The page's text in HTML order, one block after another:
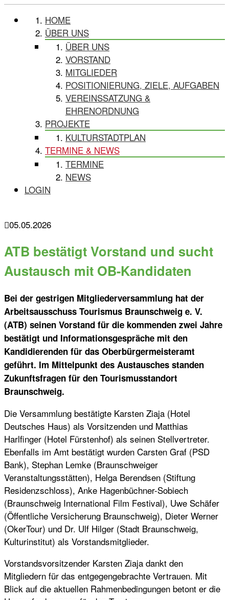
HOME
ÜBER UNS
ÜBER UNS
VORSTAND
MITGLIEDER
POSITIONIERUNG, ZIELE, AUFGABEN
VEREINSSATZUNG &
EHRENORDNUNG
PROJEKTE
KULTURSTADTPLAN
TERMINE & NEWS
TERMINE
NEWS
LOGIN
05.05.2026
ATB bestätigt Vorstand und sucht
Austausch mit OB-Kandidaten
Bei der gestrigen Mitgliederversammlung hat der
Arbeitsausschuss Tourismus Braunschweig e. V.
(ATB) seinen Vorstand für die kommenden zwei Jahre
bestätigt und Informationsgespräche mit den
Kandidierenden für das Oberbürgermeisteramt
geführt. Im Mittelpunkt des Austausches standen
Zukunftsfragen für den Tourismusstandort
Braunschweig.
Die Versammlung bestätigte Karsten Ziaja (Hotel
Deutsches Haus) als Vorsitzenden und Matthias
Harlfinger (Hotel Fürstenhof) als seinen Stellvertreter.
Ebenfalls im Amt bestätigt wurden Carsten Graf (PSD
Bank), Stephan Lemke (Braunschweiger
Veranstaltungsstätten), Helga Berendsen (Stiftung
Residenzschloss), Anke Hagenbüchner-Sobiech
(Braunschweig International Film Festival), Uwe Schäfer
(Öffentliche Versicherung Braunschweig), Dieter Werner
(OkerTour) und Dr. Ulf Hilger (Stadt Braunschweig,
Kulturinstitut) als Vorstandsmitglieder.
Vorstandsvorsitzender Karsten Ziaja dankt den
Mitgliedern für das entgegengebrachte Vertrauen. Mit
Blick auf die aktuellen Rahmenbedingungen betont er die